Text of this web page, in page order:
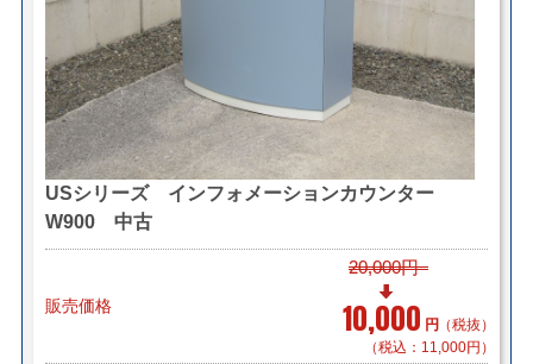
■横浜市内 1台～2台で￥1,100（自社便・軒先渡し）
3台で￥1,930（自社便・搬入設置/EV有
り）
■東京23区 1台～2台で￥5,500（自社便・軒先渡し）
2～7台で￥8,250（自社便・搬入設置/EV有
り）
＊自社便の階段作業・経路養生は別途見積もり致しま
＊複数（他商品含む）ご購入の場合は同梱等、最良の方
＊店頭引き渡し可能です。（要事前連絡）
USシリーズ インフォメーションカウンター
W900 中古
販売価格
20,000円
10,000 円 （税抜）
（税込：11,000円）